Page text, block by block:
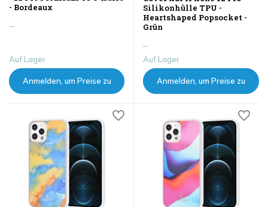
- Bordeaux
Auf Lager
Anmelden, um Preise zu
Silikonhülle TPU -
Heartshaped Popsocket -
Grün
Auf Lager
Anmelden, um Preise zu